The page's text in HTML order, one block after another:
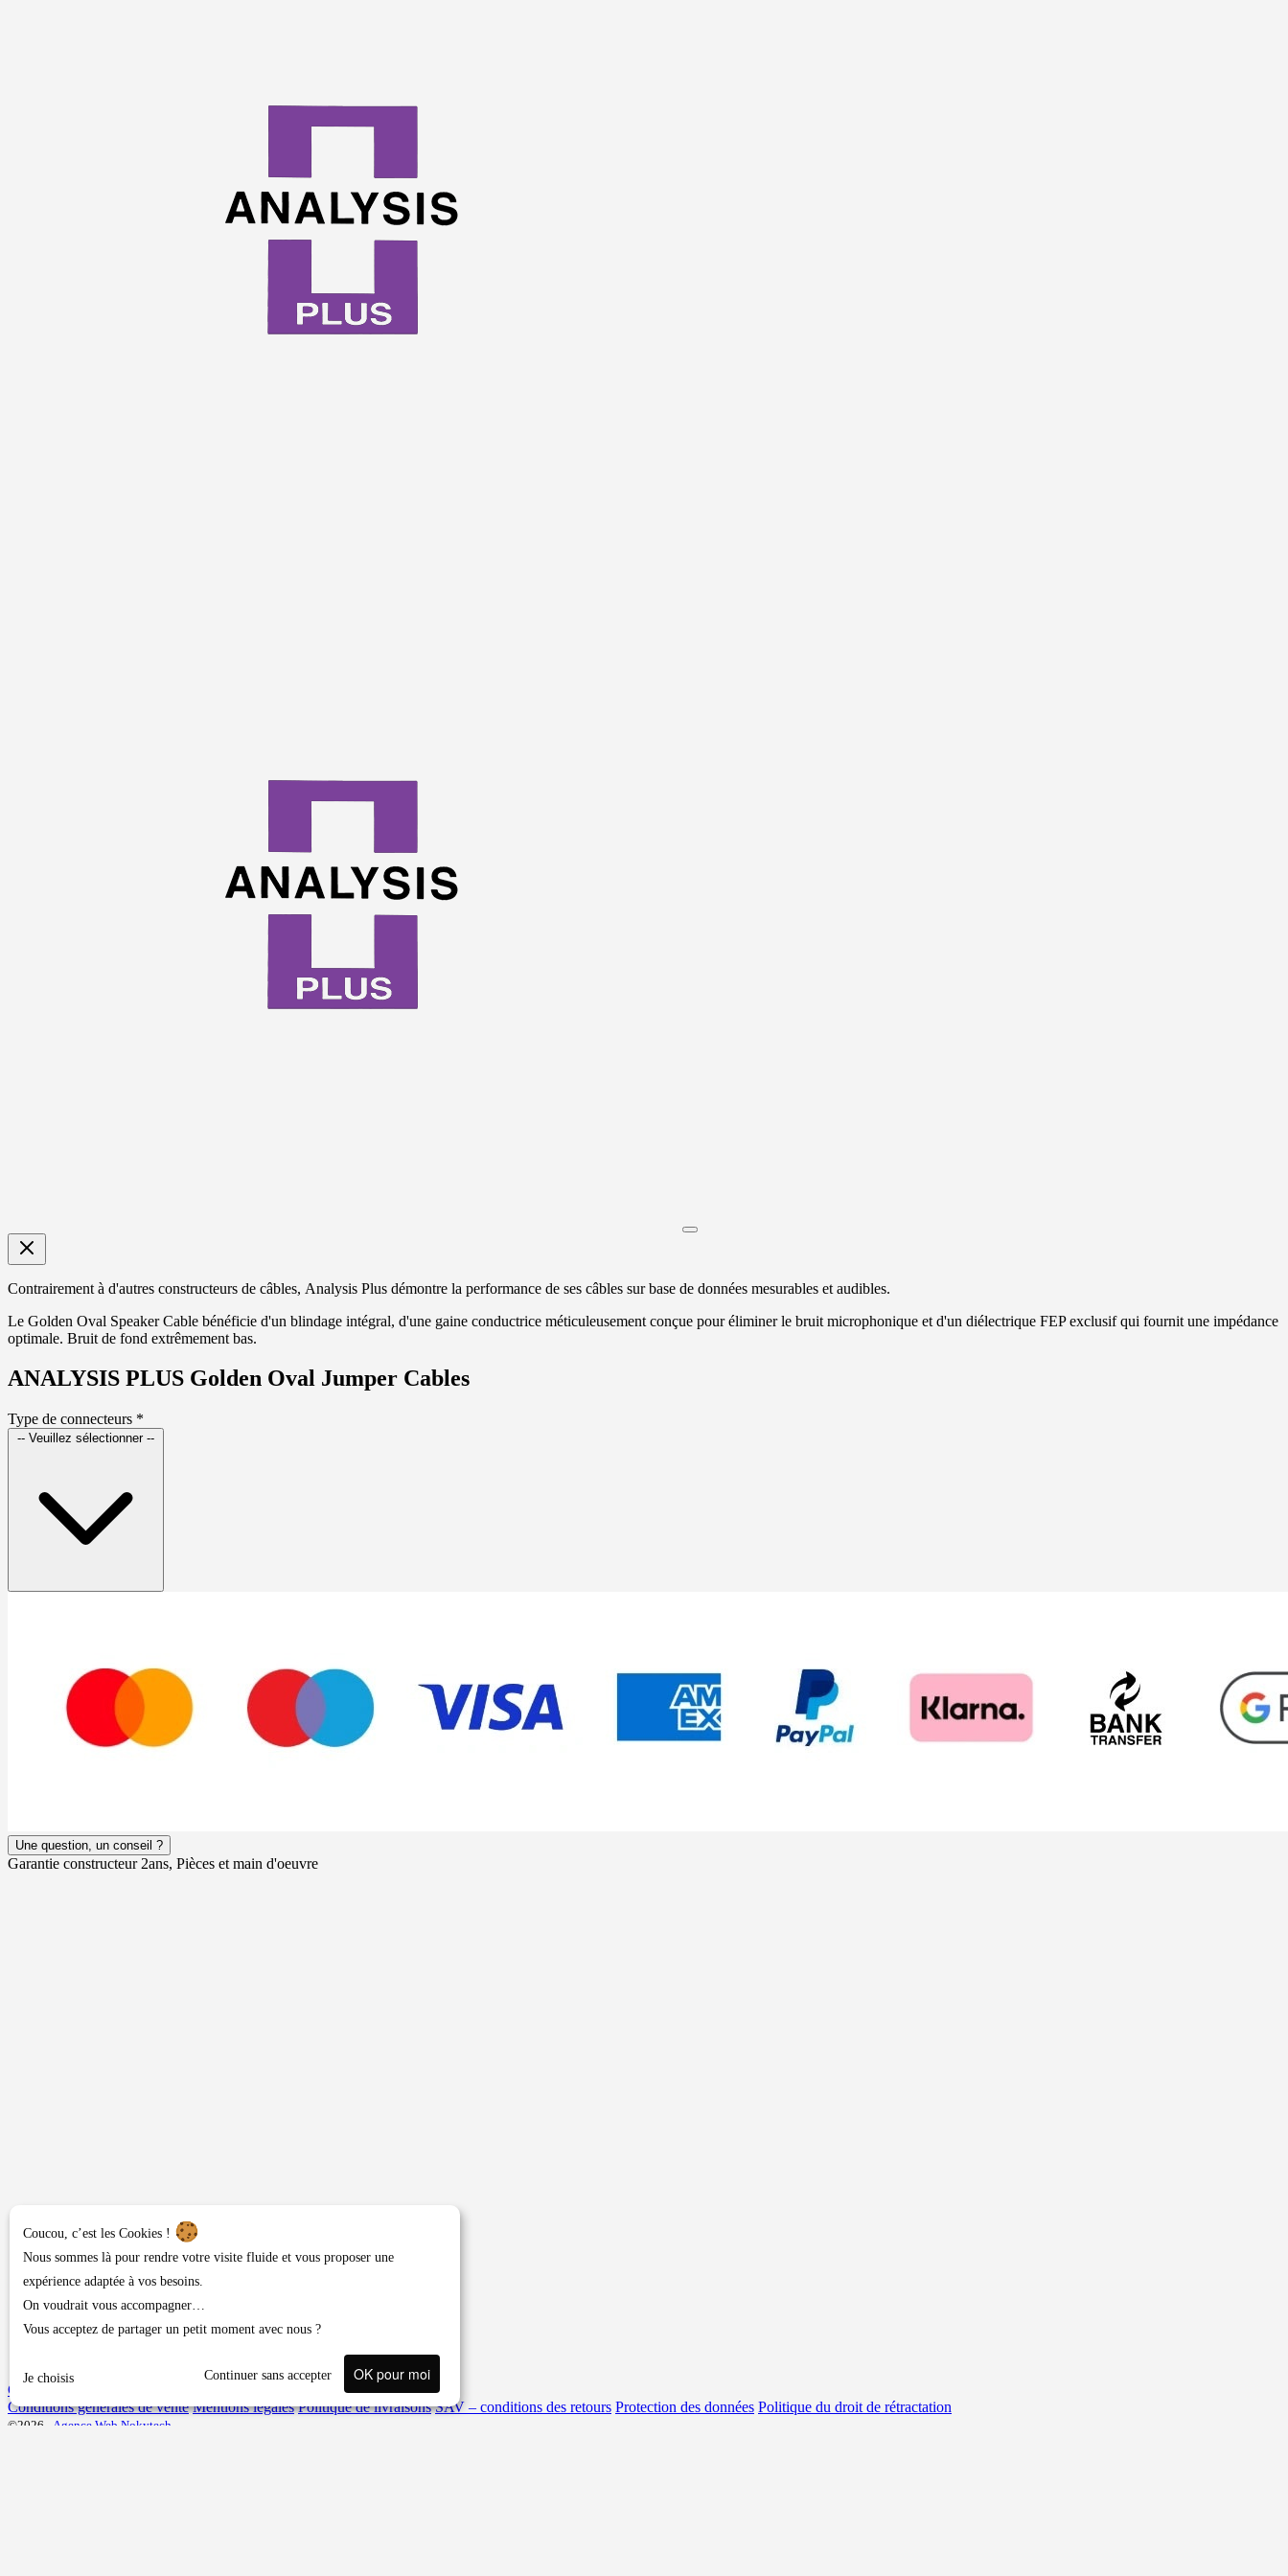
Contrairement à d'autres constructeurs de câbles, Analysis Plus démontre la performance de ses câbles sur base de données mesurables et audibles.
Le Golden Oval Speaker Cable bénéficie d'un blindage intégral, d'une gaine conductrice méticuleusement conçue pour éliminer le bruit microphonique et d'un diélectrique FEP exclusif qui fournit une impédance
optimale. Bruit de fond extrêmement bas.
ANALYSIS PLUS Golden Oval Jumper Cables
Type de connecteurs *
-- Veuillez sélectionner --
Une question, un conseil ?
Garantie constructeur 2ans, Pièces et main d'oeuvre
Contact ou demandes diverses
Conditions générales de vente Mentions légales Politique de livraisons SAV – conditions des retours Protection des données Politique du droit de rétractation
©2026 - Agence Web Nokytech
Coucou, c’est les Cookies !
Nous sommes là pour rendre votre visite fluide et vous proposer une
expérience adaptée à vos besoins.
On voudrait vous accompagner…
Vous acceptez de partager un petit moment avec nous ?
Je choisis Continuer sans accepter OK pour moi